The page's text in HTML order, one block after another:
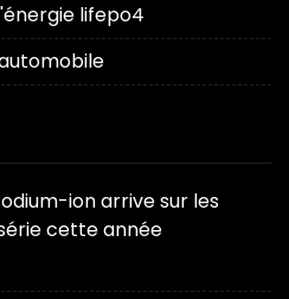
lifepo4
ion arrive sur les
cette année